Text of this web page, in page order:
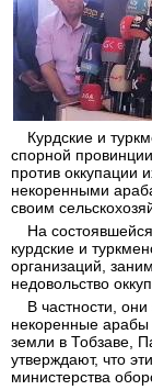
Курдские и
спорной
против оккупации
некоренными
своим
На
курдские и
организаций,
недовольство
В частности,
некоренные арабы
земли в Тобзаве,
утверждают, что
министерства